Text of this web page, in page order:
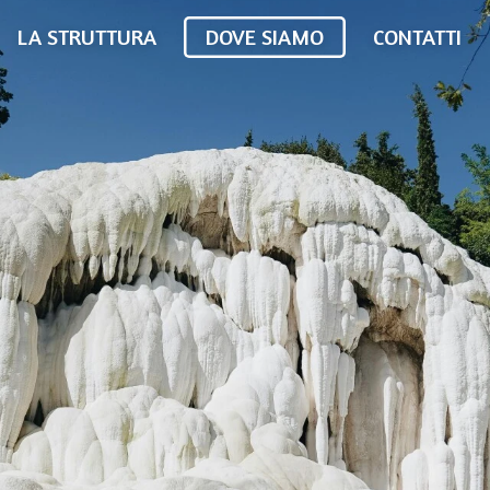
LA STRUTTURA DOVE SIAMO CONTATTI